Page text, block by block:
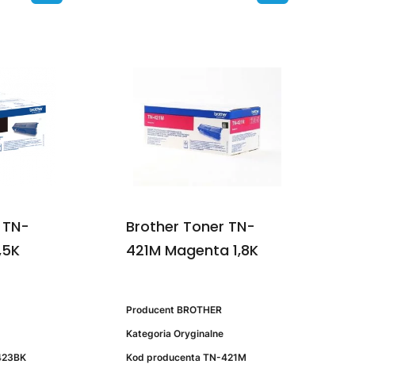
Brother Toner TN-
421M Magenta 1,8K
Producent BROTHER
Kategoria Oryginalne
Kod producenta TN-421M